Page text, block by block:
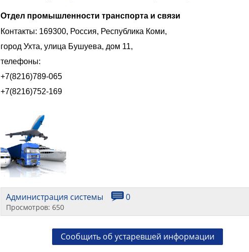
Отдел промышленности транспорта и связи
Контакты: 169300, Россия, Республика Коми,
город Ухта, улица Бушуева, дом 11,
телефоны:
+7(8216)789-065
+7(8216)752-169
Администрация системы 0
Просмотров: 650
Сообщить об устаревшей информации